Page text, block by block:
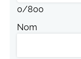
0/800
Nom